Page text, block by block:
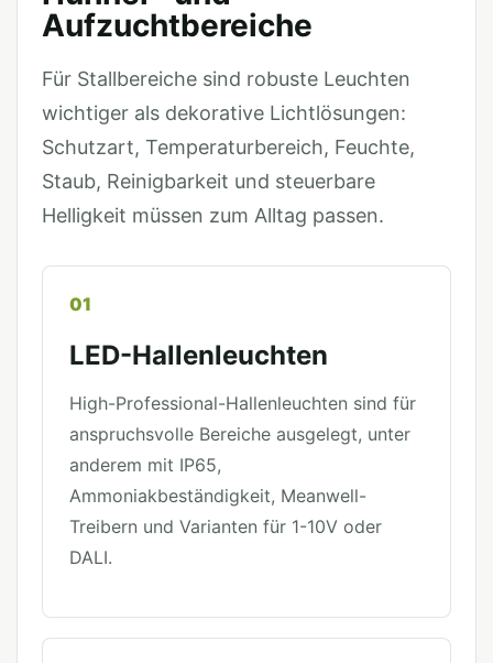
Aufzuchtbereiche
Für Stallbereiche sind robuste Leuchten
wichtiger als dekorative Lichtlösungen:
Schutzart, Temperaturbereich, Feuchte,
Staub, Reinigbarkeit und steuerbare
Helligkeit müssen zum Alltag passen.
01
LED-Hallenleuchten
High-Professional-Hallenleuchten sind für
anspruchsvolle Bereiche ausgelegt, unter
anderem mit IP65,
Ammoniakbeständigkeit, Meanwell-
Treibern und Varianten für 1-10V oder
DALI.